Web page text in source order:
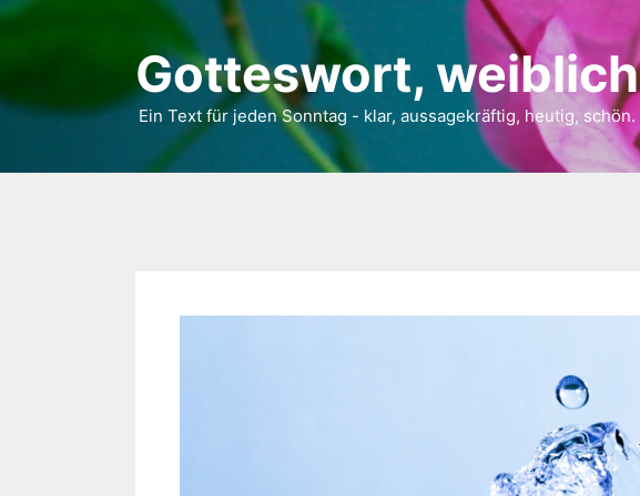
Gotteswort, weiblich
Ein Text für jeden Sonntag - klar, aussagekräftig, heutig, schön.